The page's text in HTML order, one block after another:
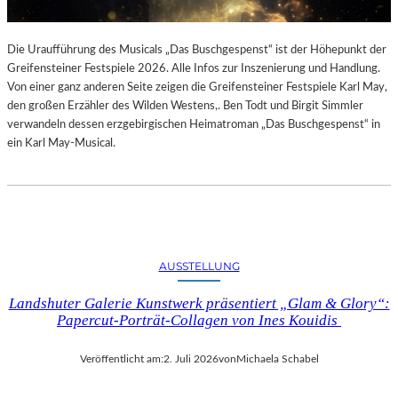
Die Uraufführung des Musicals „Das Buschgespenst“ ist der Höhepunkt der
Greifensteiner Festspiele 2026. Alle Infos zur Inszenierung und Handlung.
Von einer ganz anderen Seite zeigen die Greifensteiner Festspiele Karl May,
den großen Erzähler des Wilden Westens,. Ben Todt und Birgit Simmler
verwandeln dessen erzgebirgischen Heimatroman „Das Buschgespenst“ in
ein Karl May-Musical.
AUSSTELLUNG
Landshuter Galerie Kunstwerk präsentiert „Glam & Glory“:
Papercut-Porträt-Collagen von Ines Kouidis
Veröffentlicht am:2. Juli 2026vonMichaela Schabel